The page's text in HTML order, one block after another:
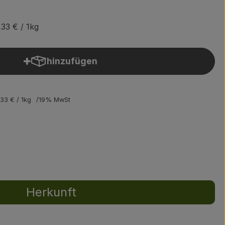
€ / 1kg
hinzufügen
Produkt zum Warenkorb hinzufügen
€ / 1kg 19% MwSt
Herkunft